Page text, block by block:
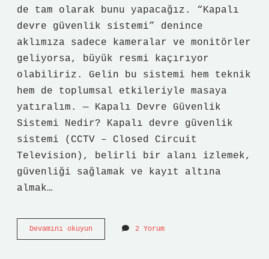
de tam olarak bunu yapacağız. “Kapalı
devre güvenlik sistemi” denince
aklımıza sadece kameralar ve monitörler
geliyorsa, büyük resmi kaçırıyor
olabiliriz. Gelin bu sistemi hem teknik
hem de toplumsal etkileriyle masaya
yatıralım. — Kapalı Devre Güvenlik
Sistemi Nedir? Kapalı devre güvenlik
sistemi (CCTV – Closed Circuit
Television), belirli bir alanı izlemek,
güvenliği sağlamak ve kayıt altına
almak…
Devamını okuyunKapalı
devre
2 Yorum